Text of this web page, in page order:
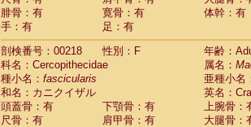
腓骨：有
寛骨：有
体幹：有
手：有
足：有
剖検番号：00218
性別：F
年齢：
科名：Cercopithecidae
属名：
種小名： fascicularis
亜種小名
和名：カニクイザル
英名：
頭蓋骨：有
下顎骨：有
上腕骨：
尺骨：有
肩甲骨：有
大腿骨：